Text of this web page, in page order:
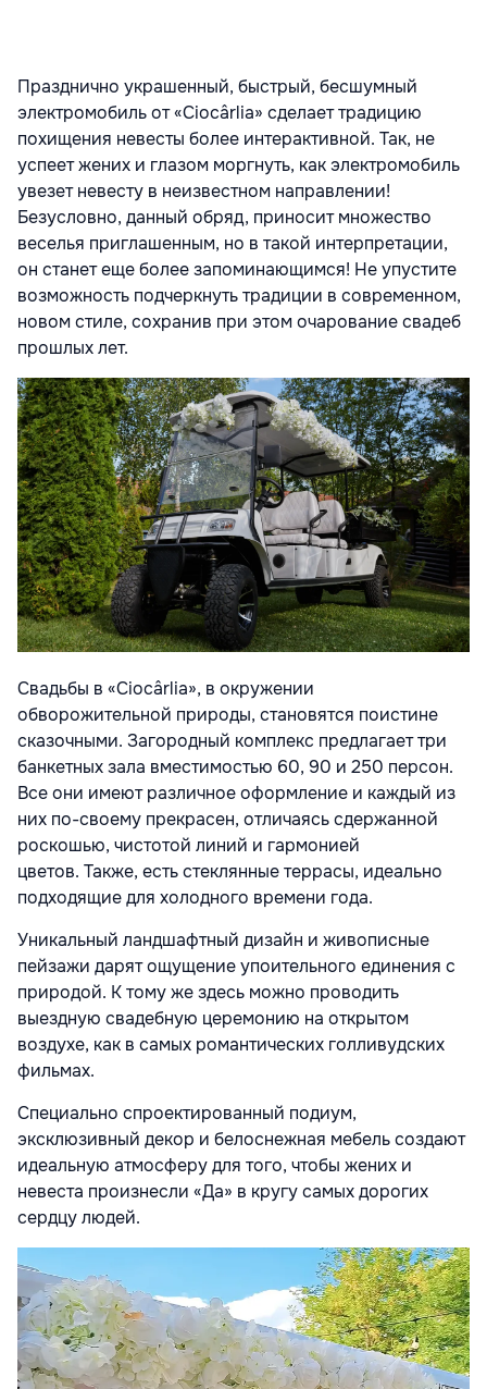
Празднично украшенный, быстрый, бесшумный
электромобиль от «Ciocârlia» сделает традицию
похищения невесты более интерактивной. Так, не
успеетжених и глазом моргнуть, как электромобиль
увезет невесту в неизвестном направлении!
Безусловно, данный обряд, приносит множество
веселья приглашенным, но в такой интерпретации,
он станет еще болеезапоминающимся! Не упустите
возможность подчеркнуть традиции в современном,
новом стиле, сохранив при этом очарование свадеб
прошлыхлет.
Свадьбы в «Ciocârlia», в окружении
обворожительной природы, становятся поистине
сказочными. Загородный комплекс предлагает три
банкетных зала вместимостью 60, 90 и 250 персон.
Все они имеют различное оформление и каждый из
них по-своему прекрасен, отличаясь сдержанной
роскошью, чистотой линий и гармонией
цветов. Также, есть стеклянные террасы, идеально
подходящие для холодного времени года.
Уникальный ландшафтный дизайн и живописные
пейзажи дарят ощущениеупоительного единения с
природой. К тому же здесь можно проводить
выездную свадебную церемонию на открытом
воздухе, как в самых романтических голливудских
фильмах.
Специально спроектированный подиум,
эксклюзивный декор и белоснежная мебель создают
идеальную атмосферу для того, чтобы жених и
невеста произнесли «Да» в кругу самых дорогих
сердцу людей.